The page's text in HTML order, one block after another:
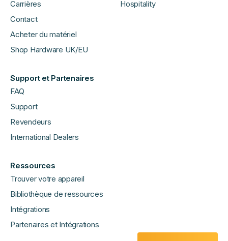
Carrières
Contact
Acheter du matériel
Shop Hardware UK/EU
Hospitality
Support et Partenaires
FAQ
Support
Revendeurs
International Dealers
Ressources
Trouver votre appareil
Bibliothèque de ressources
Intégrations
Partenaires et Intégrations